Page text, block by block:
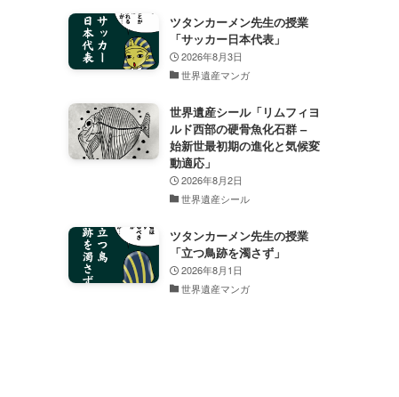
ツタンカーメン先生の授業
「サッカー日本代表」
2026年8月3日
世界遺産マンガ
世界遺産シール「リムフィヨ
ルド西部の硬骨魚化石群 –
始新世最初期の進化と気候変
動適応」
2026年8月2日
世界遺産シール
ツタンカーメン先生の授業
「立つ鳥跡を濁さず」
2026年8月1日
世界遺産マンガ